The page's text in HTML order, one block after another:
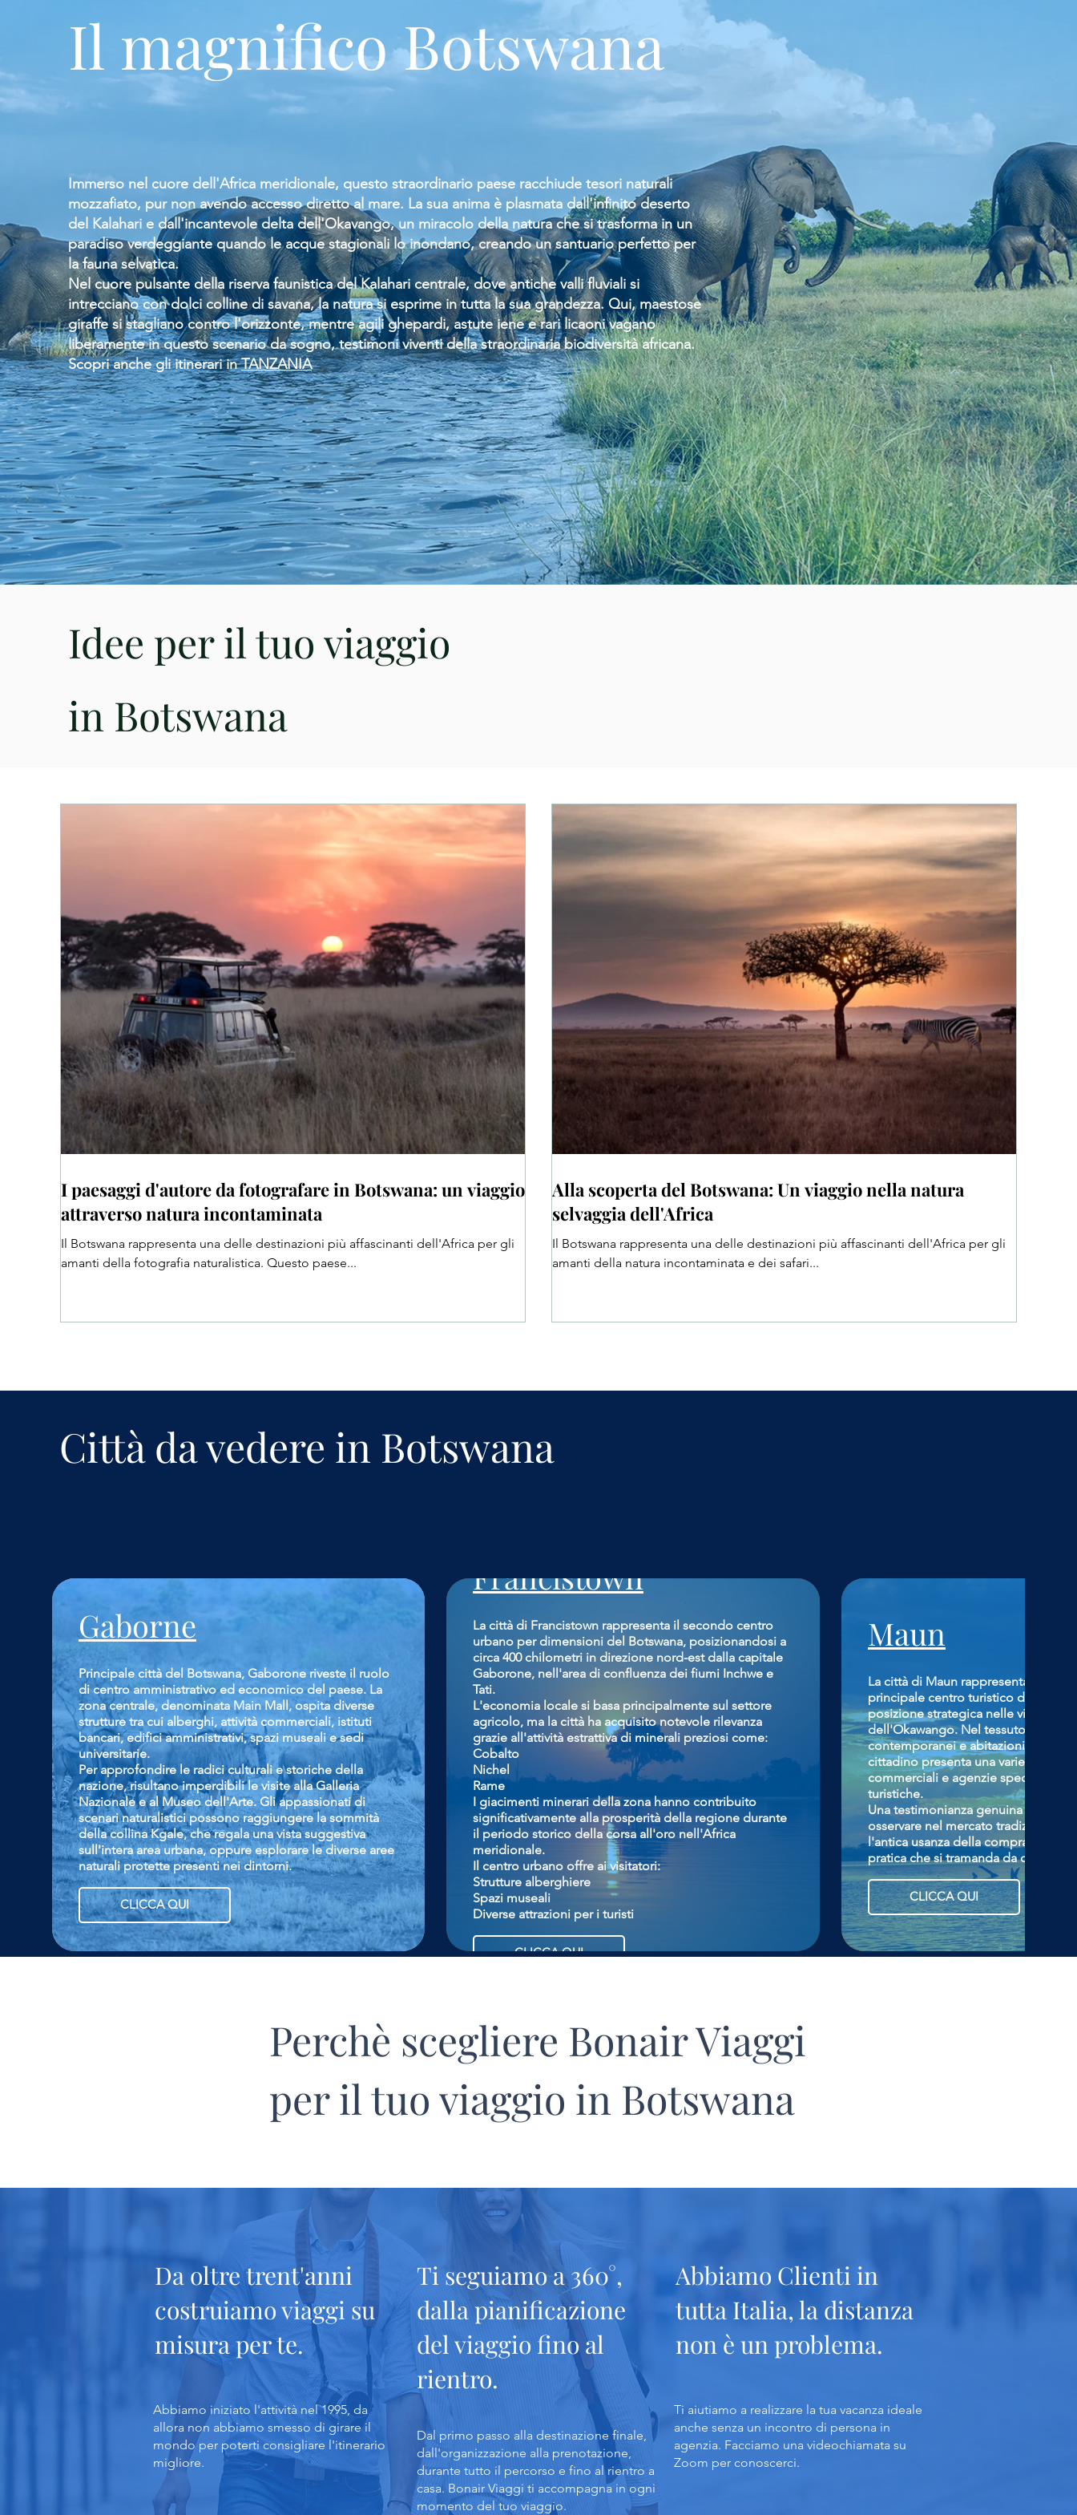
Il magnifico Botswana
Immerso nel cuore dell'Africa meridionale, questo straordinario paese racchiude tesori naturali
mozzafiato, pur non avendo accesso diretto al mare. La sua anima è plasmata dall'infinito deserto
del Kalahari e dall'incantevole delta dell'Okavango, un miracolo della natura che si trasforma in un
paradiso verdeggiante quando le acque stagionali lo inondano, creando un santuario perfetto per
la fauna selvatica.
Nel cuore pulsante della riserva faunistica del Kalahari centrale, dove antiche valli fluviali si
intrecciano con dolci colline di savana, la natura si esprime in tutta la sua grandezza. Qui, maestose
giraffe si stagliano contro l'orizzonte, mentre agili ghepardi, astute iene e rari licaoni vagano
liberamente in questo scenario da sogno, testimoni viventi della straordinaria biodiversità africana.
Scopri anche gli itinerari inTANZANIA
Idee per il tuo viaggio
in Botswana
I paesaggi d'autore da fotografare in Botswana: un viaggio
attraverso natura incontaminata
Il Botswana rappresenta una delle destinazioni più affascinanti dell'Africa per gli
amanti della fotografia naturalistica. Questo paese...
Alla scoperta del Botswana: Un viaggio nella natura
selvaggia dell'Africa
Il Botswana rappresenta una delle destinazioni più affascinanti dell'Africa per gli
amanti della natura incontaminata e dei safari...
Città da vedere in Botswana
Gaborne
Principale città del Botswana, Gaborone riveste il ruolo
di centro amministrativo ed economico del paese. La
zona centrale, denominata Main Mall, ospita diverse
strutture tra cui alberghi, attività commerciali, istituti
bancari, edifici amministrativi, spazi museali e sedi
universitarie.
Per approfondire le radici culturali e storiche della
nazione, risultano imperdibili le visite alla Galleria
Nazionale e al Museo dell'Arte. Gli appassionati di
scenari naturalistici possono raggiungere la sommità
della collina Kgale, che regala una vista suggestiva
sull'intera area urbana, oppure esplorare le diverse aree
naturali protette presenti nei dintorni.
CLICCA QUI
Francistown
La città di Francistown rappresenta il secondo centro
urbano per dimensioni del Botswana, posizionandosi a
circa 400 chilometri in direzione nord-est dalla capitale
Gaborone, nell'area di confluenza dei fiumi Inchwe e
Tati.
L'economia locale si basa principalmente sul settore
agricolo, ma la città ha acquisito notevole rilevanza
grazie all'attività estrattiva di minerali preziosi come:
Cobalto
Nichel
Rame
I giacimenti minerari della zona hanno contribuito
significativamente alla prosperità della regione durante
il periodo storico della corsa all'oro nell'Africa
meridionale.
Il centro urbano offre ai visitatori:
Strutture alberghiere
Spazi museali
Diverse attrazioni per i turisti
CLICCA QUI
Maun
La città di Maun rappresenta il
principale centro turistico del
posizione strategica nelle vicinanze
dell'Okawango. Nel tessuto urbano
contemporanei e abitazioni
cittadino presenta una varietà di
commerciali e agenzie specializzate
turistiche.
Una testimonianza genuina della
osservare nel mercato tradizionale,
l'antica usanza della compravendita
pratica che si tramanda da centinaia
CLICCA QUI
Perchè scegliere Bonair Viaggi
per il tuo viaggio in Botswana
Da oltre trent'anni
costruiamo viaggi su
misura per te.
Abbiamo iniziato l'attività nel 1995, da
allora non abbiamo smesso di girare il
mondo per poterti consigliare l'itinerario
migliore.
Ti seguiamo a 360°,
dalla pianificazione
del viaggio fino al
rientro.
Dal primo passo alla destinazione finale,
dall'organizzazione alla prenotazione,
durante tutto il percorso e fino al rientro a
casa. Bonair Viaggi ti accompagna in ogni
momento del tuo viaggio.
Abbiamo Clienti in
tutta Italia, la distanza
non è un problema.
Ti aiutiamo a realizzare la tua vacanza ideale
anche senza un incontro di persona in
agenzia. Facciamo una videochiamata su
Zoom per conoscerci.